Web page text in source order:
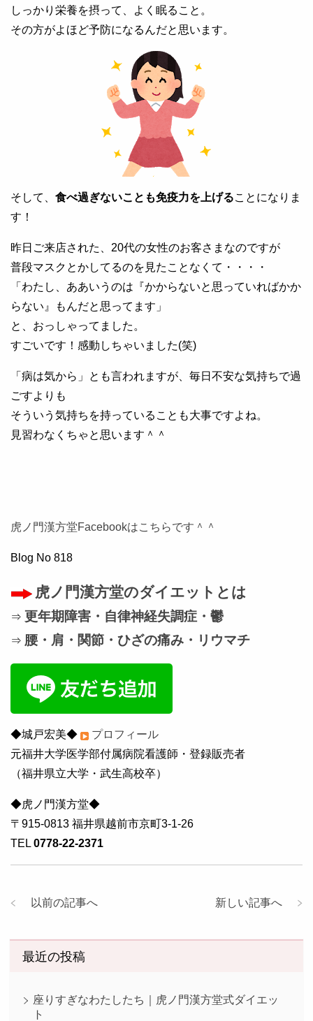
しっかり栄養を摂って、よく眠ること。
その方がよほど予防になるんだと思います。
そして、 食べ過ぎないことも免疫力を上げることになりま
す！
昨日ご来店された、20代の女性のお客さまなのですが
普段マスクとかしてるのを見たことなくて・・・・
「わたし、ああいうのは『かからないと思っていればかか
らない』もんだと思ってます」
と、おっしゃってました。
すごいです！感動しちゃいました(笑)
「病は気から」とも言われますが、毎日不安な気持ちで過
ごすよりも
そういう気持ちを持っていることも大事ですよね。
見習わなくちゃと思います＾＾
虎ノ門漢方堂Facebookはこちらです＾＾
Blog No 818
虎ノ門漢方堂のダイエットとは
⇒ 更年期障害・自律神経失調症・鬱
⇒ 腰・肩・関節・ひざの痛み・リウマチ
◆城戸宏美◆
プロフィール
元福井大学医学部付属病院看護師・登録販売者
（福井県立大学・武生高校卒）
◆虎ノ門漢方堂◆
〒915-0813 福井県越前市京町3-1-26
TEL 0778-22-2371
新しい記事へ
以前の記事へ
最近の投稿
座りすぎなわたしたち｜虎ノ門漢方堂式ダイエッ
ト